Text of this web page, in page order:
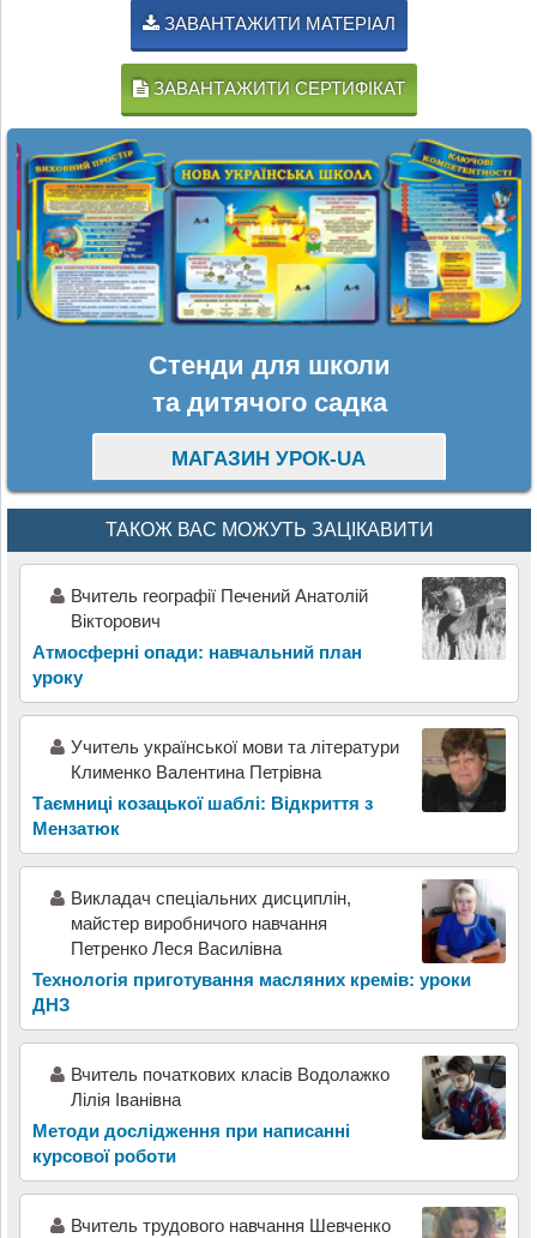
ЗАВАНТАЖИТИ МАТЕРІАЛ
ЗАВАНТАЖИТИ СЕРТИФІКАТ
Стенди для школи
та дитячого садка
МАГАЗИН УРОК-UA
ТАКОЖ ВАС МОЖУТЬ ЗАЦІКАВИТИ
Вчитель географії Печений Анатолій
Вікторович
Атмосферні опади: навчальний план
уроку
Учитель української мови та літератури
Клименко Валентина Петрівна
Таємниці козацької шаблі: Відкриття з
Мензатюк
Викладач спеціальних дисциплін,
майстер виробничого навчання
Петренко Леся Василівна
Технологія приготування масляних кремів: уроки
ДНЗ
Вчитель початкових класів Водолажко
Лілія Іванівна
Методи дослідження при написанні
курсової роботи
Вчитель трудового навчання Шевченко